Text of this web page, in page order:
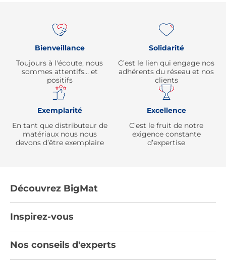
Bienveillance
Toujours à l'écoute, nous
sommes attentifs… et
positifs
Solidarité
C’est le lien qui engage nos
adhérents du réseau et nos
clients
Exemplarité
En tant que distributeur de
matériaux nous nous
devons d’être exemplaire
Excellence
C’est le fruit de notre
exigence constante
d’expertise
Découvrez BigMat
Devenez adhérent
Inspirez-vous
Nos conseils d'experts